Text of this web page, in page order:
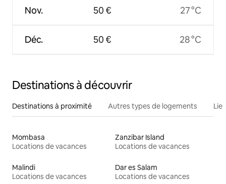
Nov.
Déc.
50 €
50 €
27 °C
28 °C
Destinations à découvrir
Destinations à proximité Autres types de logements
Mombasa
Locations de vacances
Zanzibar Island
Locations de vacances
Malindi
Locations de vacances
Dar es Salam
Locations de vacances